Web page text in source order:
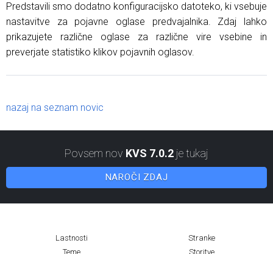
Predstavili smo dodatno konfiguracijsko datoteko, ki vsebuje
nastavitve za pojavne oglase predvajalnika. Zdaj lahko
prikazujete različne oglase za različne vire vsebine in
preverjate statistiko klikov pojavnih oglasov.
nazaj na seznam novic
Povsem nov KVS 7.0.2 je tukaj
NAROČI ZDAJ
Lastnosti
Stranke
Teme
Storitve